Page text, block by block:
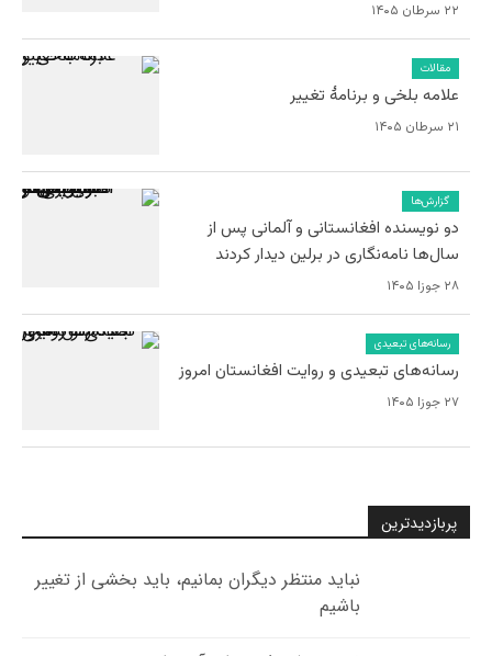
۲۲ سرطان ۱۴۰۵
مقالات
علامه بلخی و برنامۀ تغییر
۲۱ سرطان ۱۴۰۵
گزارش‌ها
دو نویسنده افغانستانی و آلمانی پس از
سال‌ها نامه‌نگاری در برلین دیدار کردند
۲۸ جوزا ۱۴۰۵
رسانه‌های تبعیدی
رسانه‌های تبعیدی و روایت افغانستان امروز
۲۷ جوزا ۱۴۰۵
پربازدیدترین
نباید منتظر دیگران بمانیم، باید بخشی از تغییر
باشیم